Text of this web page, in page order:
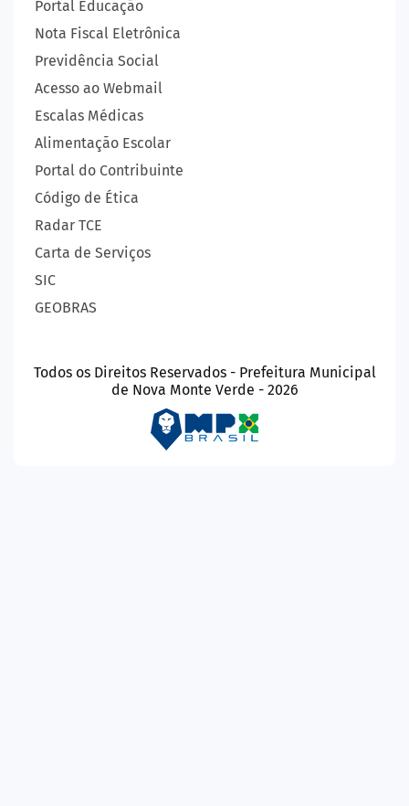
Portal Educação
Nota Fiscal Eletrônica
Previdência Social
Acesso ao Webmail
Escalas Médicas
Alimentação Escolar
Portal do Contribuinte
Código de Ética
Radar TCE
Carta de Serviços
SIC
GEOBRAS
Todos os Direitos Reservados - Prefeitura Municipal
de Nova Monte Verde - 2026